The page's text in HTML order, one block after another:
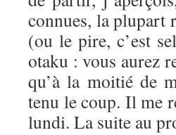
connues, la plupart
(ou le pire, c’est
otaku : vous aurez
qu’à la moitié de
tenu le coup. Il me
lundi. La suite au